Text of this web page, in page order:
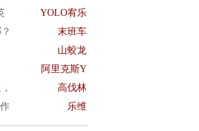
YOLO宥乐
末班车
山蛟龙
阿里克斯Y
高伐林
乐维